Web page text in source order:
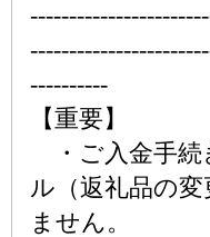
----------
【重要】
・ご入金手続
ル（返礼品の
ません。